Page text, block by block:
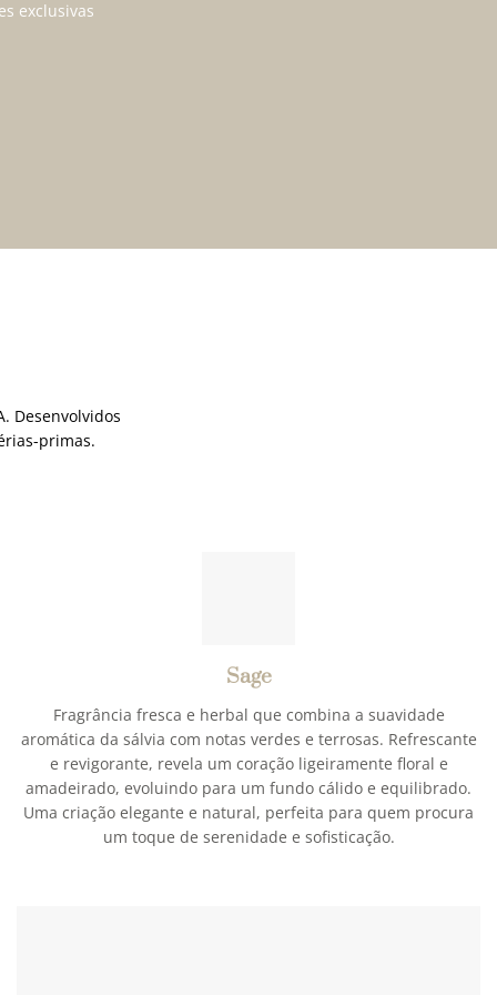
exclusivas
Desenvolvidos
primas.
Sage
Fragrância fresca e herbal que combina a suavidade
aromática da sálvia com notas verdes e terrosas. Refrescante
e revigorante, revela um coração ligeiramente floral e
amadeirado, evoluindo para um fundo cálido e equilibrado.
Uma criação elegante e natural, perfeita para quem procura
um toque de serenidade e sofisticação.